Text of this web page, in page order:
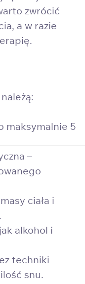
zwrócić
a w razie
maksymalnie 5
–
ciała i
alkohol i
techniki
snu.